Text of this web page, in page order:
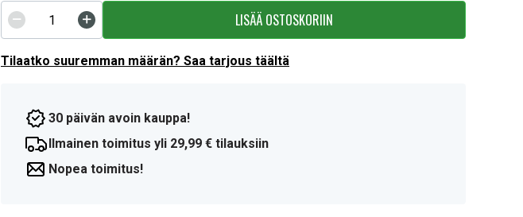
LISÄÄ OSTOSKORIIN
Tilaatko suuremman määrän? Saa tarjous täältä
30 päivän avoin kauppa!
Ilmainen toimitus yli 29,99 € tilauksiin
Nopea toimitus!